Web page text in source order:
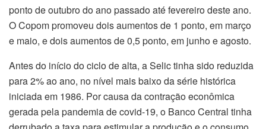
ponto de outubro do ano passado até fevereiro deste ano.
O Copom promoveu dois aumentos de 1 ponto, em março
e maio, e dois aumentos de 0,5 ponto, em junho e agosto.
Antes do início do ciclo de alta, a Selic tinha sido reduzida
para 2% ao ano, no nível mais baixo da série histórica
iniciada em 1986. Por causa da contração econômica
gerada pela pandemia de covid-19, o Banco Central tinha